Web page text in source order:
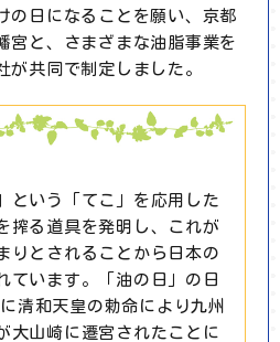
の日になることを願い、京都
宮と、さまざまな油脂事業を
が共同で制定しました。
」という「てこ」を応用した
搾る道具を発明し、これが
りとされることから日本の
ています。「油の日」の日
清和天皇の勅命により九州
大山崎に遷宮されたことに